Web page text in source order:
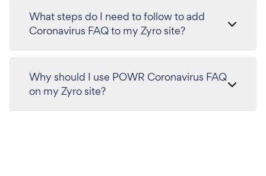
What steps do I need to follow to add
Coronavirus FAQ to my Zyro site?
Why should I use POWR Coronavirus FAQ
on my Zyro site?